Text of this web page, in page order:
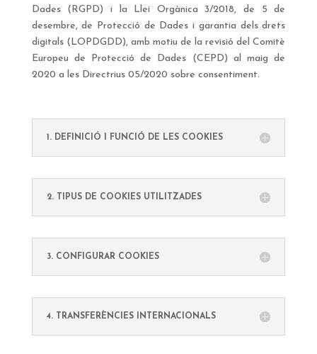
Dades (RGPD) i la Llei Orgànica 3/2018, de 5 de
desembre, de Protecció de Dades i garantia dels drets
digitals (LOPDGDD), amb motiu de la revisió del Comitè
Europeu de Protecció de Dades (CEPD) al maig de
2020 a les Directrius 05/2020 sobre consentiment.
1. DEFINICIÓ I FUNCIÓ DE LES COOKIES
2. TIPUS DE COOKIES UTILITZADES
3. CONFIGURAR COOKIES
4. TRANSFERÈNCIES INTERNACIONALS